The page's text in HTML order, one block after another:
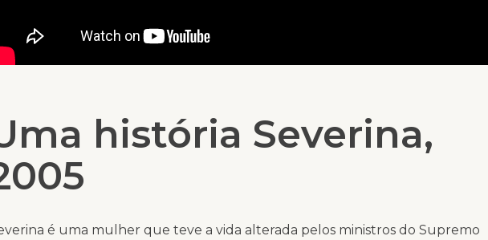
história Severina,
é uma mulher que teve a vida alterada pelos ministros do Supremo